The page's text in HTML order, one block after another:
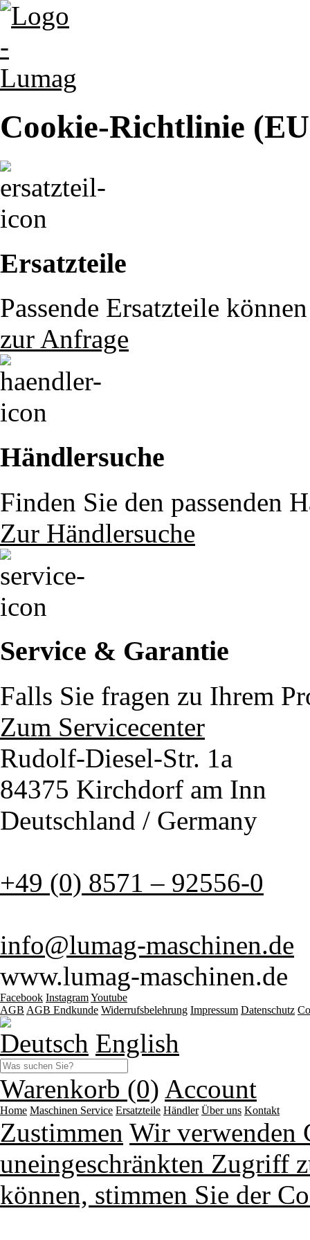
Cookie-Richtlinie
Ersatzteile
Passende Ersatzteile
zur Anfrage
Händlersuche
Finden Sie den passenden
Zur Händlersuche
Service & Garantie
Falls Sie fragen zu Ihrem
Zum Servicecenter
Rudolf-Diesel-Str. 1a
84375 Kirchdorf am Inn
Deutschland / Germany
+49 (0) 8571 – 92556-0
info@lumag-maschinen.de
www.lumag-maschinen.de
Facebook InstagramYoutube
AGB AGB Endkunde Widerrufsbelehrung Impressum Datenschutz
Deutsch English
Warenkorb (0) Account
Home Maschinen Service Ersatzteile Händler Über uns Kontakt
Zustimmen Wir verwenden
uneingeschränkten Zugriff
können, stimmen Sie der